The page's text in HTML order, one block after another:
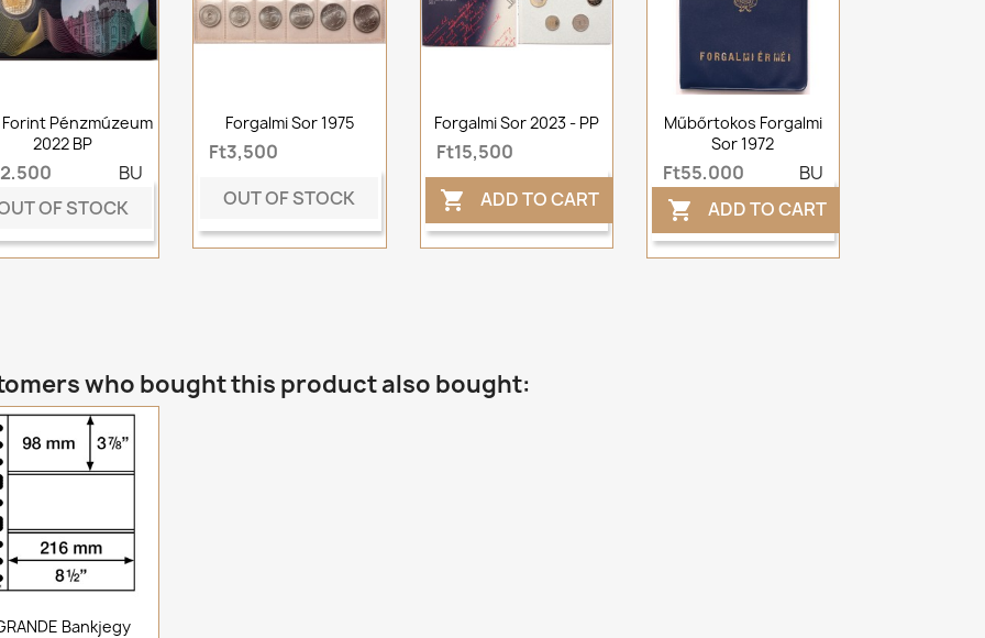
Forint Pénzmúzeum
2022 BP
BU
OF STOCK
Forgalmi Sor 1975
Ft3,500
OUT OF STOCK
Forgalmi Sor 2023 - PP
Ft15,500
 ADD TO CART
Műbőrtokos Forgalmi
Sor 1972
Ft55,000 BU
 ADD TO CART
who bought this product also bought:
Bankjegy